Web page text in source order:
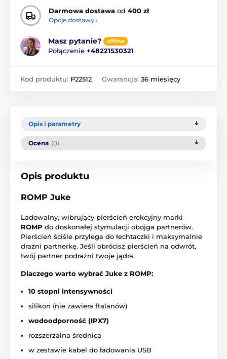
Darmowa dostawa od 400 zł
Opcje dostawy ›
Masz pytanie? offline
Połączenie +48221530321
Kod produktu: P22512 Gwarancja: 36 miesięcy
Opis i parametry
Ocena (0)
Opis produktu
ROMP Juke
Ladowalny, wibrujący pierścień erekcyjny marki
ROMP do doskonałej stymulacji obojga partnerów.
Pierścień ściśle przylega do łechtaczki i maksymalnie
drażni partnerkę. Jeśli obrócisz pierścień na odwrót,
twój partner podrażni twoje jądra.
Dlaczego warto wybrać Juke z ROMP:
10 stopni intensywności
silikon (nie zawiera ftalanów)
wodoodporność (IPX7)
rozszerzalna średnica
w zestawie kabel do ładowania USB